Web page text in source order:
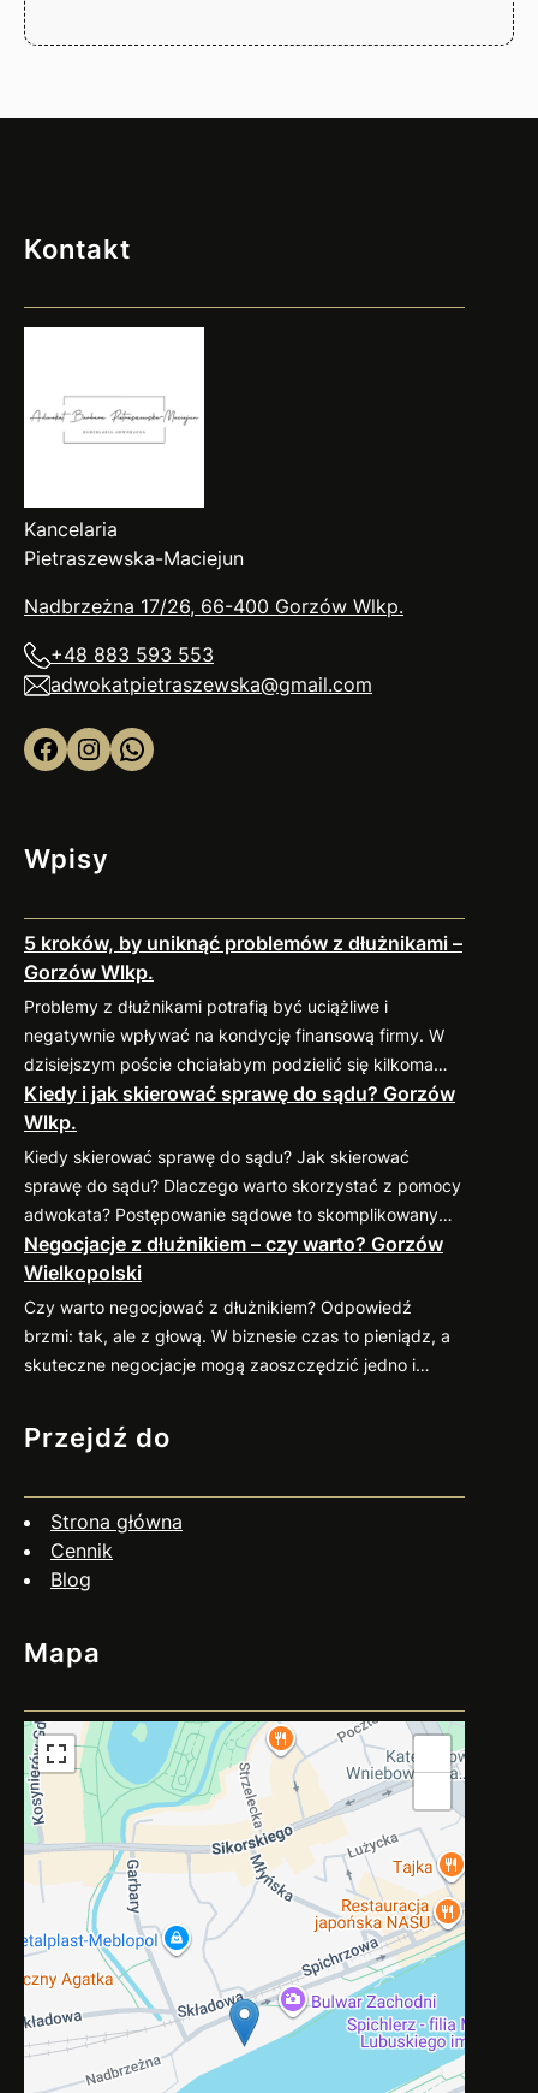
Kontakt
Kancelaria
Pietraszewska-Maciejun
Nadbrzeżna 17/26, 66-400 Gorzów Wlkp.
+48 883 593 553
adwokatpietraszewska@gmail.com
Facebook Instagram WhatsApp
Wpisy
5 kroków, by uniknąć problemów z dłużnikami –
Gorzów Wlkp.
Problemy z dłużnikami potrafią być uciążliwe i
negatywnie wpływać na kondycję finansową firmy. W
dzisiejszym poście chciałabym podzielić się kilkoma
sprawdzonymi praktykami, które pomogą
zminimalizować ryzyko takich sytuacji. 1. Weryfikacja
kontrahenta przed nawiązaniem współpracy Zanim
podpiszesz umowę, dokładnie sprawdź potencjalnego
kontrahenta. Możesz zweryfikować jego wiarygodność
finansową w dostępnych bazach gospodarczych (np.
KRD, BIG) oraz poprosić o…
Kiedy i jak skierować sprawę do sądu? Gorzów
Wlkp.
Kiedy skierować sprawę do sądu? Jak skierować
sprawę do sądu? Dlaczego warto skorzystać z pomocy
adwokata? Postępowanie sądowe to skomplikowany
proces, który wymaga znajomości przepisów oraz
procedur. Profesjonalny pełnomocnik: Jeśli
zastanawiasz się nad skierowaniem swojej sprawy do
sądu, zapraszam do kontaktu
883 593 553. Chętnie
pomogę w ocenie sytuacji, przygotowaniu pozwu i
Negocjacje z dłużnikiem – czy warto? Gorzów
Wielkopolski
Czy warto negocjować z dłużnikiem? Odpowiedź
brzmi: tak, ale z głową. W biznesie czas to pieniądz, a
skuteczne negocjacje mogą zaoszczędzić jedno i
dłużnikiem często przynosi zaskakująco pozytywne
efekty. Dlaczego warto negocjować? Jak się
zawsze. Jeśli dłużnik wyraźnie unika kontaktu, działa
nieuczciwie…
Przejdź do
Strona główna
Cennik
Blog
Mapa